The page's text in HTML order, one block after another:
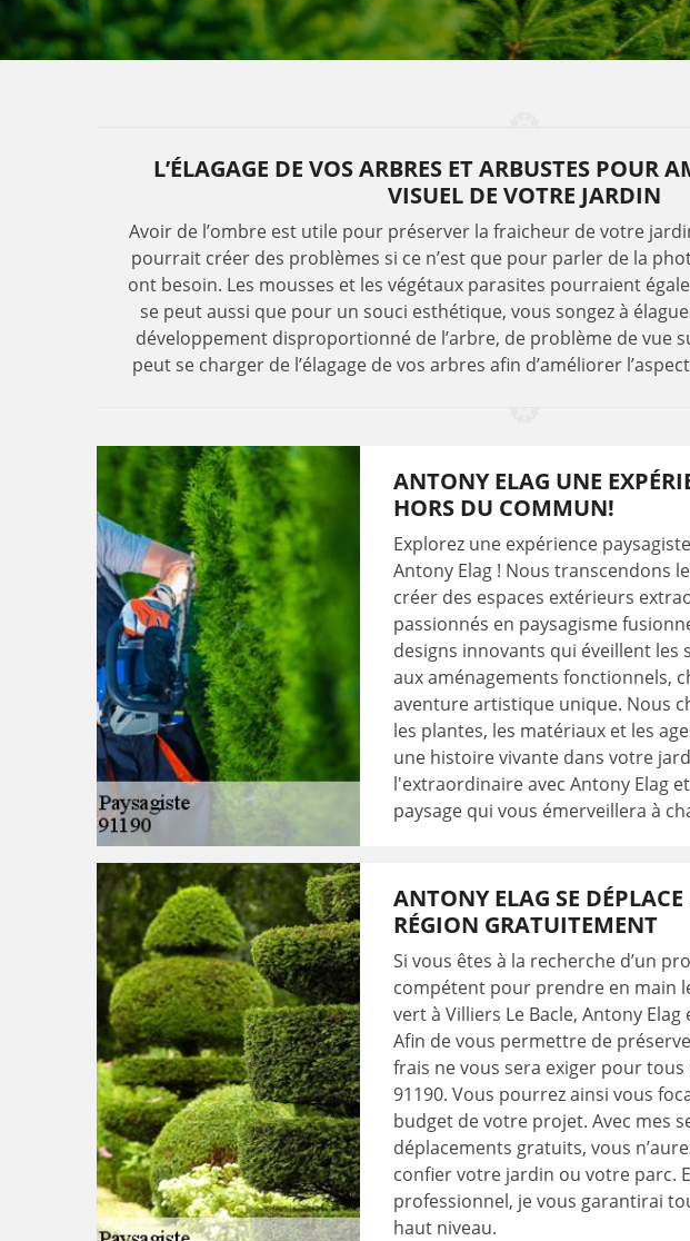
L’ÉLAGAGE DE VOS ARBRES ET ARBUSTES POUR
VISUEL DE VOTRE JARDIN
Avoir de l’ombre est utile pour préserver la fraicheur de votre
pourrait créer des problèmes si ce n’est que pour parler de la
ont besoin. Les mousses et les végétaux parasites pourraient
se peut aussi que pour un souci esthétique, vous songez à
développement disproportionné de l’arbre, de problème de vue
peut se charger de l’élagage de vos arbres afin d’améliorer
ANTONY ELAG UNE
HORS DU COMMUN!
Explorez une expérience
Antony Elag ! Nous transcendons
créer des espaces extérieurs
passionnés en paysagisme
designs innovants qui éveillent les
aux aménagements fonctionnels,
aventure artistique unique. Nous
les plantes, les matériaux et les
une histoire vivante dans votre
l'extraordinaire avec Antony Elag
paysage qui vous émerveillera à
ANTONY ELAG SE
RÉGION GRATUITEMENT
Si vous êtes à la recherche d’un
compétent pour prendre en main
vert à Villiers Le Bacle, Antony
Afin de vous permettre de
frais ne vous sera exiger pour
91190. Vous pourrez ainsi vous
budget de votre projet. Avec mes
déplacements gratuits, vous
confier votre jardin ou votre parc.
professionnel, je vous garantirai
haut niveau.